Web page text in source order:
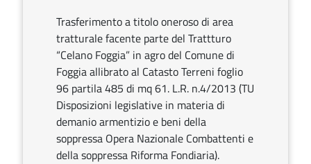
Trasferimento a titolo oneroso di area
tratturale facente parte del Trattturo
“Celano Foggia” in agro del Comune di
Foggia allibrato al Catasto Terreni foglio
96 partila 485 di mq 61. L.R. n.4/2013 (TU
Disposizioni legislative in materia di
demanio armentizio e beni della
soppressa Opera Nazionale Combattenti e
della soppressa Riforma Fondiaria).